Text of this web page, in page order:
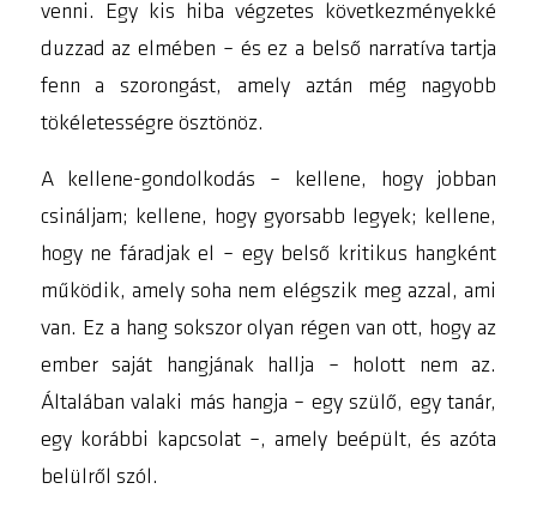
venni. Egy kis hiba végzetes következményekké
duzzad az elmében – és ez a belső narratíva tartja
fenn a szorongást, amely aztán még nagyobb
tökéletességre ösztönöz.
A kellene-gondolkodás –
kellene, hogy jobban
csináljam; kellene, hogy gyorsabb legyek; kellene,
hogy ne fáradjak el
– egy belső kritikus hangként
működik, amely soha nem elégszik meg azzal, ami
van. Ez a hang sokszor olyan régen van ott, hogy az
ember saját hangjának hallja – holott nem az.
Általában valaki más hangja – egy szülő, egy tanár,
egy korábbi kapcsolat –, amely beépült, és azóta
belülről szól.